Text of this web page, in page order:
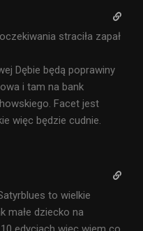
straciła zapał
Dębie będą poprawiny
i tam na bank
Facet jest
więc będzie cudnie.
to wielkie
małe dziecko na